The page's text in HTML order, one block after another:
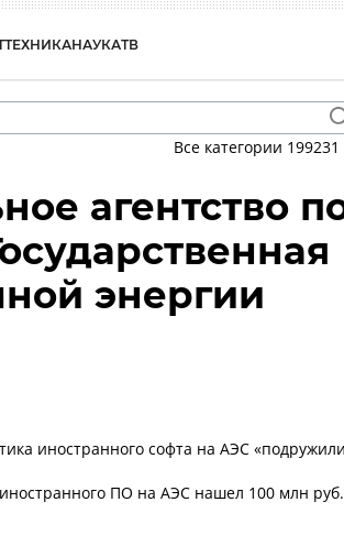
ТЕХНИКАНАУКАТВ
Все категории 199231
агентство
энергии
иностранного софта на АЭС
ПО на АЭС нашел 100 млн